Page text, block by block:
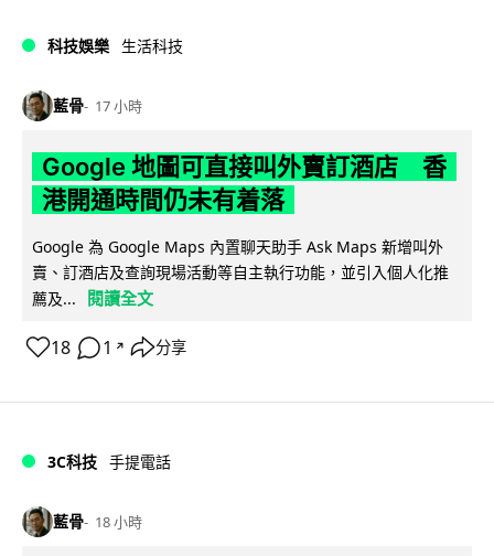
科技娛樂 生活科技
藍骨 17 小時
Google 地圖可直接叫外賣訂酒店 香
港開通時間仍未有着落
Google 為 Google Maps 內置聊天助手 Ask Maps 新增叫外
賣、訂酒店及查詢現場活動等自主執行功能，並引入個人化推
薦及...
閱讀全文
18 1 ↗ 分享
3C科技 手提電話
藍骨 18 小時